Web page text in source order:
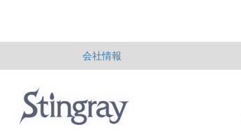
会社情報